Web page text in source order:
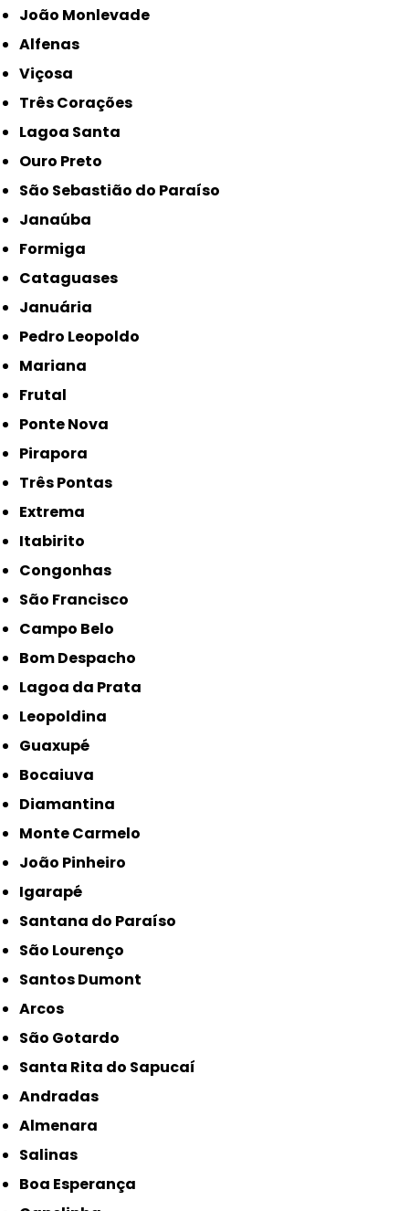
João Monlevade
Alfenas
Viçosa
Três Corações
Lagoa Santa
Ouro Preto
São Sebastião do Paraíso
Janaúba
Formiga
Cataguases
Januária
Pedro Leopoldo
Mariana
Frutal
Ponte Nova
Pirapora
Três Pontas
Extrema
Itabirito
Congonhas
São Francisco
Campo Belo
Bom Despacho
Lagoa da Prata
Leopoldina
Guaxupé
Bocaiuva
Diamantina
Monte Carmelo
João Pinheiro
Igarapé
Santana do Paraíso
São Lourenço
Santos Dumont
Arcos
São Gotardo
Santa Rita do Sapucaí
Andradas
Almenara
Salinas
Boa Esperança